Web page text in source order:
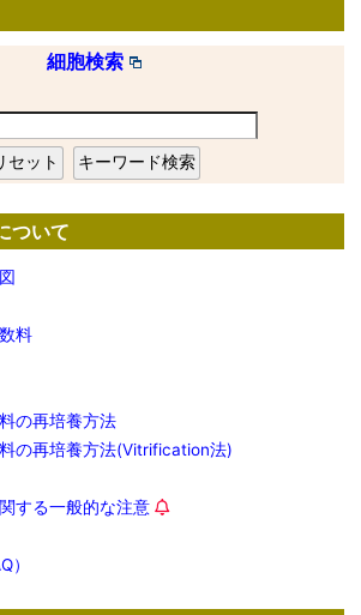
細胞検索
ついて
料
の再培養方法
の再培養方法(Vitrification法)
する一般的な注意
）